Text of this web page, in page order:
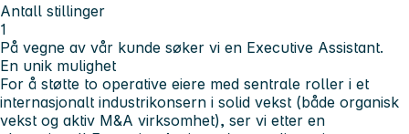
Antall stillinger
1
På vegne av vår kunde søker vi en Executive Assistant.
En unik mulighet
For å støtte to operative eiere med sentrale roller i et
internasjonalt industrikonsern i solid vekst (både organisk
vekst og aktiv M&A virksomhet), ser vi etter en